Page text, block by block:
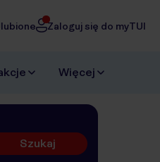
Zaloguj się do myTUI
Więcej
Szukaj